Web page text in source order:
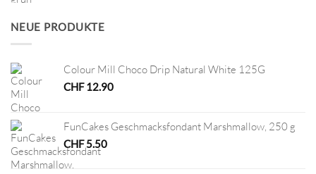
NEUE PRODUKTE
Colour Mill Choco Drip Natural White 125G
CHF12.90
FunCakes Geschmacksfondant Marshmallow, 250 g
CHF5.50